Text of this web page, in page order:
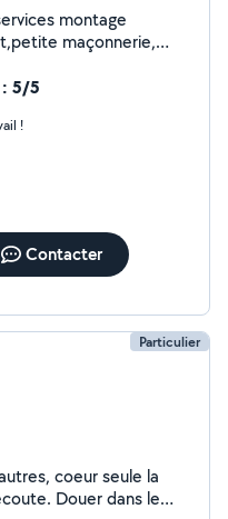
montage
maçonnerie,
quatre vingt dix,n
simple pour
: 5/5
travail !
Contacter
Particulier
coeur seule la
Douer dans le